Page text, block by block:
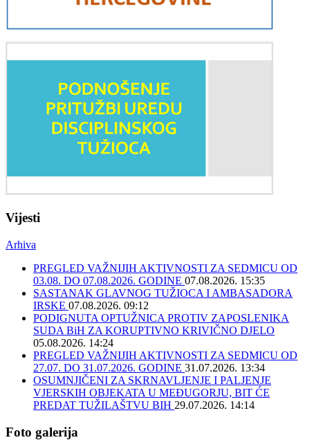
Vijesti
Arhiva
PREGLED VAŽNIJIH AKTIVNOSTI ZA SEDMICU OD
03.08. DO 07.08.2026. GODINE 07.08.2026. 15:35
SASTANAK GLAVNOG TUŽIOCA I AMBASADORA
IRSKE 07.08.2026. 09:12
PODIGNUTA OPTUŽNICA PROTIV ZAPOSLENIKA
SUDA BiH ZA KORUPTIVNO KRIVIČNO DJELO
05.08.2026. 14:24
PREGLED VAŽNIJIH AKTIVNOSTI ZA SEDMICU OD
27.07. DO 31.07.2026. GODINE 31.07.2026. 13:34
OSUMNJIČENI ZA SKRNAVLJENJE I PALJENJE
VJERSKIH OBJEKATA U MEĐUGORJU, BIT ĆE
PREDAT TUŽILAŠTVU BIH 29.07.2026. 14:14
Foto galerija